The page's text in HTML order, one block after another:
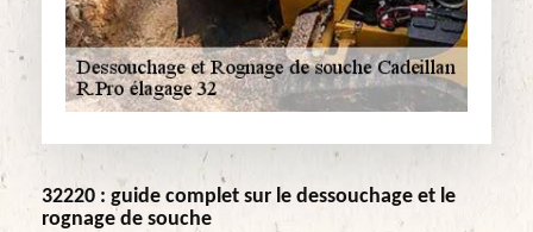
32220 : guide complet sur le dessouchage et le
rognage de souche